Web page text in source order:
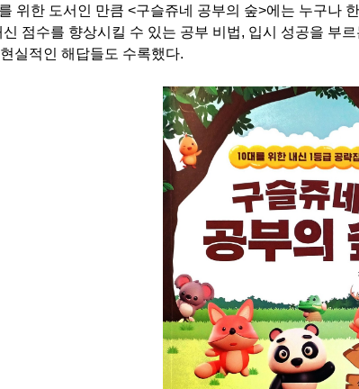
위한 도서인 만큼 <구슬쥬네 공부의 숲>에는 누구나
신 점수를 향상시킬 수 있는 공부 비법, 입시 성공을 부
실적인 해답들도 수록했다.